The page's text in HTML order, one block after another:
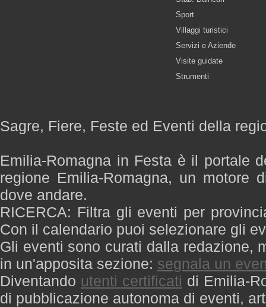
Sport
Villaggi turistici
Servizi e Aziende
Visite guidate
Strumenti
Sagre, Fiere, Feste ed Eventi della
Emilia-Romagna in Festa è il portale
regione Emilia-Romagna, un motore
dove andare.
RICERCA: Filtra gli eventi per
Con il calendario puoi selezionare gli
Gli eventi sono curati dalla redazione,
in un'apposita sezione: segnala un
Diventando utenti certificati di Emilia-
di pubblicazione autonoma di eventi,